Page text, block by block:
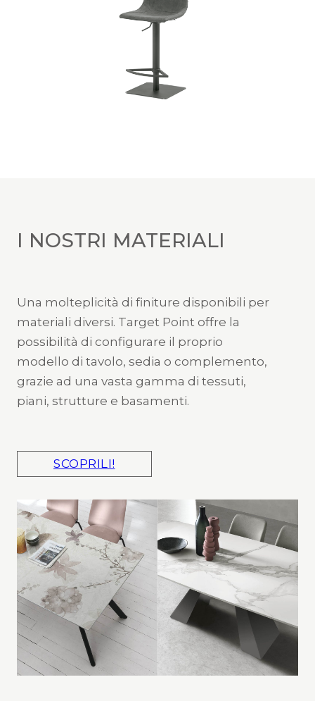
I NOSTRI MATERIALI
Una molteplicità di finiture disponibili per
materiali diversi. Target Point offre la
possibilità di configurare il proprio
modello di tavolo, sedia o complemento,
grazie ad una vasta gamma di tessuti,
piani, strutture e basamenti.
SCOPRILI!